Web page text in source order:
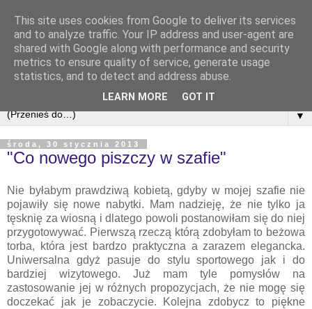
▼
środa, 30 stycznia 2013
"Co nowego piszczy w szafie"
Nie byłabym prawdziwą kobietą, gdyby w mojej szafie nie
pojawiły się nowe nabytki. Mam nadzieję, że nie tylko ja
tęsknię za wiosną i dlatego powoli postanowiłam się do niej
przygotowywać. Pierwszą rzeczą którą zdobyłam to beżowa
torba, która jest bardzo praktyczna a zarazem elegancka.
Uniwersalna gdyż pasuje do stylu sportowego jak i do
bardziej wizytowego. Już mam tyle pomysłów na
zastosowanie jej w różnych propozycjach, że nie mogę się
doczekać jak je zobaczycie. Kolejna zdobycz to piękne
This site uses cookies from Google to deliver its services
and to analyze traffic. Your IP address and user-agent are
shared with Google along with performance and security
metrics to ensure quality of service, generate usage
statistics, and to detect and address abuse.
LEARN MORE GOT IT